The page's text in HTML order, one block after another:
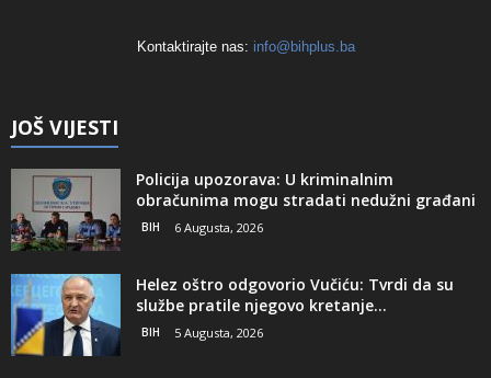
Kontaktirajte nas: info@bihplus.ba
JOŠ VIJESTI
Policija upozorava: U kriminalnim
obračunima mogu stradati nedužni građani
BIH 6 Augusta, 2026
Helez oštro odgovorio Vučiću: Tvrdi da su
službe pratile njegovo kretanje...
BIH 5 Augusta, 2026